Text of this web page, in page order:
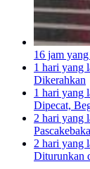
16 jam
1 hari yang
Dikerahkan
1 hari yang
Dipecat,
2 hari yang
2 hari yang
Diturunkan